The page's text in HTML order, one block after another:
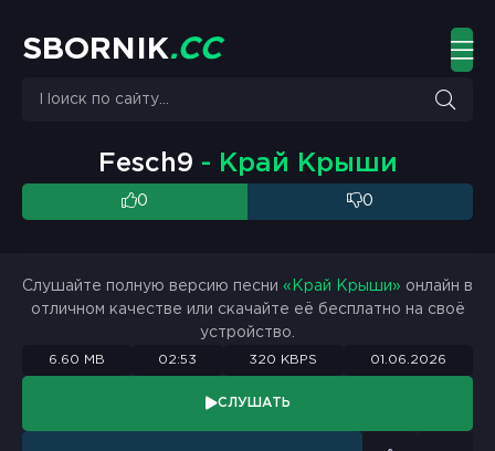
S BO R N K.CC
Fesch9 - Край Крыши
0 0
Слушайте полную версию песни «Край Крыши» онлайн в
отличном качестве или скачайте её бесплатно на своё
устройство.
6.60 MB 02:53 320 KBPS 01.06.2026
СЛУШАТЬ